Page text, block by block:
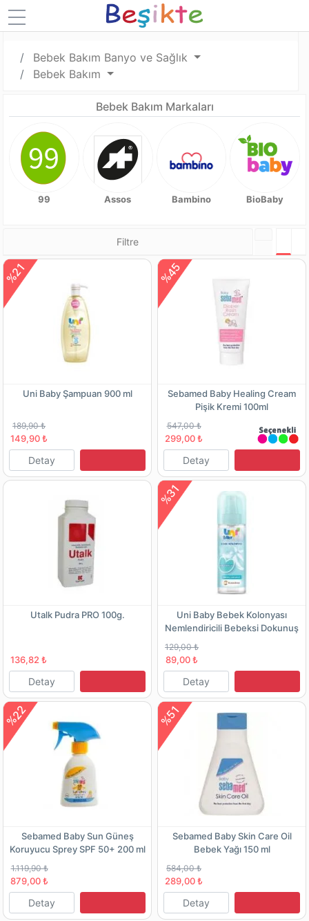
Bebek Bakım Banyo ve Sağlık
Bebek Bakım
Bebek Bakım Markaları
99 Assos Bambino BioBaby
Filtre
%21
Uni Baby Şampuan 900 ml
189,90 ₺
149,90 ₺
Detay
%45
Sebamed Baby Healing Cream
Pişik Kremi 100ml
547,00 ₺
299,00 ₺
Detay
Utalk Pudra PRO 100g.
136,82 ₺
Detay
%31
Uni Baby Bebek Kolonyası
Nemlendiricili Bebeksi Dokunuş
129,00 ₺
89,00 ₺
Detay
%22
Sebamed Baby Sun Güneş
Koruyucu Sprey SPF 50+ 200 ml
1.119,90 ₺
879,00 ₺
Detay
%51
Sebamed Baby Skin Care Oil
Bebek Yağı 150 ml
584,00 ₺
289,00 ₺
Detay